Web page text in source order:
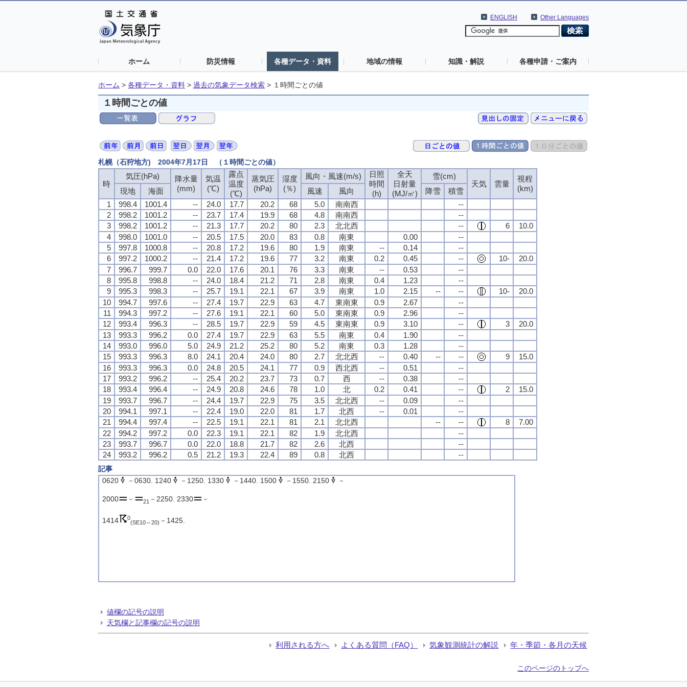
Other Languages
ENGLISH
ホーム 防災情報 各種データ・資料 地域の情報 知識・解説 各種申請・ご案内
ホーム > 各種データ・資料 > 過去の気象データ検索 > １時間ごとの値
１時間ごとの値
札幌（石狩地方) 2004年7月17日 （１時間ごとの値）
時
気圧(hPa)
降水量
(mm)
気温
(℃)
露点
温度
(℃)
蒸気圧
(hPa)
湿度
(％)
風向・風速(m/s)
日照
時間
(h)
全天
日射量
(MJ/㎡)
雪(cm)
天気
雲量
視程
(km)
現地 海面 風速 風向 降雪
積雪
1
998.4 1001.4 -- 24.0 17.7 20.2 68 5.0 南南西
--
2
998.2 1001.2 -- 23.7 17.4 19.9 68 4.8 南南西
--
3
998.2 1001.2 -- 21.3 17.7 20.2 80 2.3 北北西 -- 6
10.0
4
998.0 1001.0 -- 20.5 17.5 20.0 83 0.8 南東 0.00
--
5
997.8 1000.8 -- 20.8 17.2 19.6 80 1.9 南東 -- 0.14
--
6
997.2 1000.2 -- 21.4 17.2 19.6 77 3.2 南東 0.2 0.45 -- 10-
20.0
7
996.7 999.7 0.0 22.0 17.6 20.1 76 3.3 南東 -- 0.53
--
8
995.8 998.8 -- 24.0 18.4 21.2 71 2.8 南東 0.4 1.23
--
9
995.3 998.3 -- 25.7 19.1 22.1 67 3.9 南東 1.0 2.15 -- -- 10-
20.0
10
994.7 997.6 -- 27.4 19.7 22.9 63 4.7 東南東 0.9 2.67
--
11
994.3 997.2 -- 27.6 19.1 22.1 60 5.0 東南東 0.9 2.96
--
12
993.4 996.3 -- 28.5 19.7 22.9 59 4.5 東南東 0.9 3.10 -- 3
20.0
13
993.3 996.2 0.0 27.4 19.7 22.9 63 5.5 南東 0.4 1.90
--
14
993.0 996.0 5.0 24.9 21.2 25.2 80 5.2 南東 0.3 1.28
--
15
993.3 996.3 8.0 24.1 20.4 24.0 80 2.7 北北西 -- 0.40 -- -- 9
15.0
16
993.3 996.3 0.0 24.8 20.5 24.1 77 0.9 西北西 -- 0.51
--
17
993.2 996.2 -- 25.4 20.2 23.7 73 0.7 西 -- 0.38
--
18
993.4 996.4 -- 24.9 20.8 24.6 78 1.0 北 0.2 0.41 -- 2
15.0
19
993.7 996.7 -- 24.4 19.7 22.9 75 3.5 北北西 -- 0.09
--
20
994.1 997.1 -- 22.4 19.0 22.0 81 1.7 北西 -- 0.01
--
21
994.4 997.4 -- 22.5 19.1 22.1 81 2.1 北北西 -- -- 8
7.00
22
994.2 997.2 0.0 22.3 19.1 22.1 82 1.9 北北西
--
23
993.7 996.7 0.0 22.0 18.8 21.7 82 2.6 北西
--
24
993.2 996.2 0.5 21.2 19.3 22.4 89 0.8 北西 --
記事
0620
－0630. 1240 －1250. 1330 －1440. 1500 －1550. 2150 －
2000 － 21 －2250. 2330 －
1414 0
(SE10～20) －1425.
値欄の記号の説明
天気欄と記事欄の記号の説明
利用される方へ よくある質問（FAQ） 気象観測統計の解説 年・季節・各月の天候
このページのトップへ